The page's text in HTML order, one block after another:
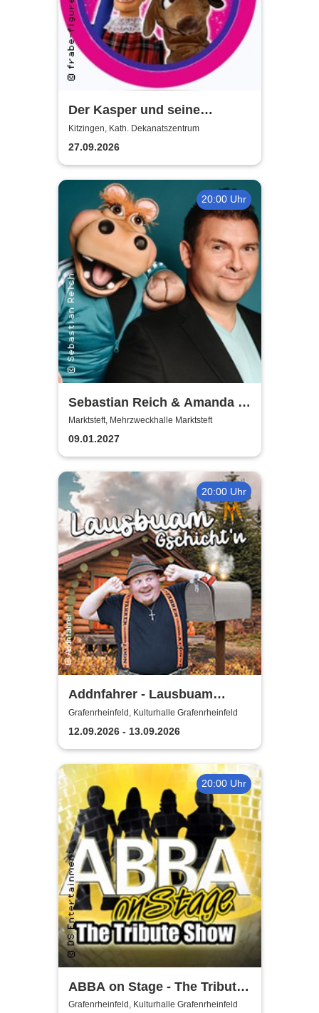
Der Kasper und seine
Freunde kommen zu euch!
frabe-figurentheater
Kitzingen, Kath. Dekanatszentrum
27.09.2026
20:00 Uhr
Sebastian Reich & Amanda -
Purer Zufall
Marktsteft, Mehrzweckhalle Marktsteft
09.01.2027
20:00 Uhr
Addnfahrer - Lausbuam
Gschicht'n
Grafenrheinfeld, Kulturhalle Grafenrheinfeld
12.09.2026 - 13.09.2026
20:00 Uhr
ABBA on Stage - The Tribute
Show
Grafenrheinfeld, Kulturhalle Grafenrheinfeld